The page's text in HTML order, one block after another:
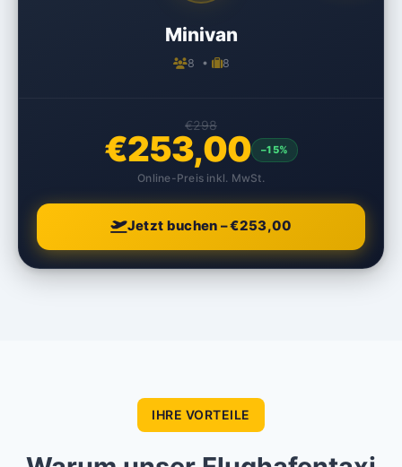
Minivan
8 • 8
€298
€253,00 –15%
Online-Preis inkl. MwSt.
Jetzt buchen – €253,00
IHRE VORTEILE